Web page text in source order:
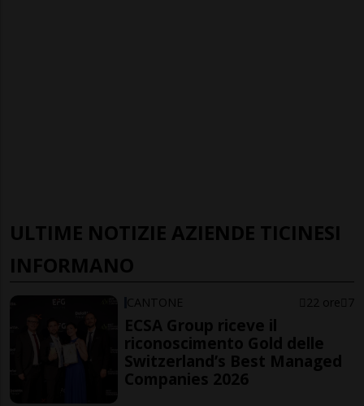
ULTIME NOTIZIE AZIENDE TICINESI
INFORMANO
CANTONE 22 ore 7
ECSA Group riceve il
riconoscimento Gold delle
Switzerland’s Best Managed
Companies 2026